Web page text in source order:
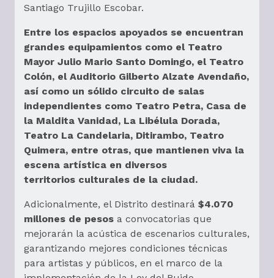
Santiago Trujillo Escobar.
Entre los espacios apoyados se encuentran
grandes equipamientos como el Teatro
Mayor Julio Mario Santo Domingo, el Teatro
Colón, el Auditorio Gilberto Alzate Avendaño,
así como un sólido circuito de salas
independientes como Teatro Petra, Casa de
la Maldita Vanidad, La Libélula Dorada,
Teatro La Candelaria, Ditirambo, Teatro
Quimera, entre otras, que mantienen viva la
escena artística en diversos
territorios culturales de la ciudad.
Adicionalmente, el Distrito destinará $4.070
millones de pesos a convocatorias que
mejorarán la acústica de escenarios culturales,
garantizando mejores condiciones técnicas
para artistas y públicos, en el marco de la